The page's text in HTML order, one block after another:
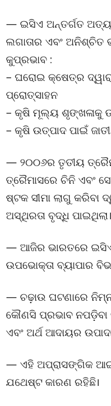
— ଇସିଏ ଅନ୍ତର୍ଗତ
ଲଗାତାର ଏବଂ ଅନିଶ୍ଚିତ
କୁପ୍ରଭାବ :
– ଘରୋଇ କ୍ଷେତ୍ର
ପ୍ରୋତ୍ସାହନ
– କୃଷି ମୂଲ୍ୟ ଶୃଙ୍ଖଳାକୁ
– କୃଷି ଉତ୍ପାଦ ପାଇଁ
— ୨୦୦୬ର ତୃତୀୟ
ତ୍ରୈମାସରେ ଚିନି ଏବଂ
ଷ୍ଟକ ସୀମା ଲାଗୁ କରିବା
ଅସ୍ଥିରତା ବୃଦ୍ଧି ପାଇଥିଲା।
— ଆଜିର ଭାରତରେ
ଉପଭୋକ୍ତା ବ୍ୟାପାର
— ଚଢ଼ାଉ ଘଟଣାରେ
କୌଣସି ପ୍ରଭାବ ନପଡ଼ିବା
ଏବଂ ଅର୍ଥ ଆଦାୟର
— ଏହି ଅପ୍ରାସଙ୍ଗିକ
ଯଥେଷ୍ଟ କାରଣ ରହିଛି।